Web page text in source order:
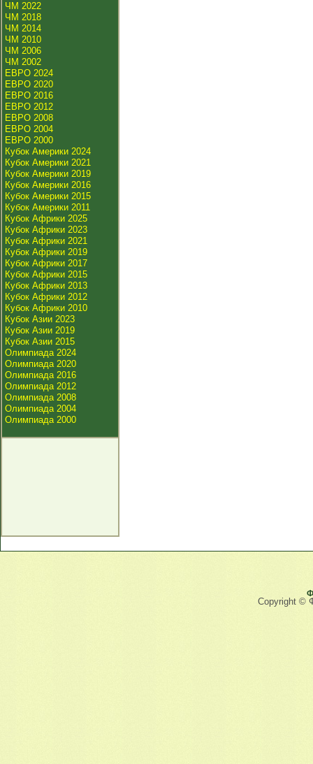
ЧМ 2022
ЧМ 2018
ЧМ 2014
ЧМ 2010
ЧМ 2006
ЧМ 2002
ЕВРО 2024
ЕВРО 2020
ЕВРО 2016
ЕВРО 2012
ЕВРО 2008
ЕВРО 2004
ЕВРО 2000
Кубок Америки 2024
Кубок Америки 2021
Кубок Америки 2019
Кубок Америки 2016
Кубок Америки 2015
Кубок Америки 2011
Кубок Африки 2025
Кубок Африки 2023
Кубок Африки 2021
Кубок Африки 2019
Кубок Африки 2017
Кубок Африки 2015
Кубок Африки 2013
Кубок Африки 2012
Кубок Африки 2010
Кубок Азии 2023
Кубок Азии 2019
Кубок Азии 2015
Олимпиада 2024
Олимпиада 2020
Олимпиада 2016
Олимпиада 2012
Олимпиада 2008
Олимпиада 2004
Олимпиада 2000
Copyright ©